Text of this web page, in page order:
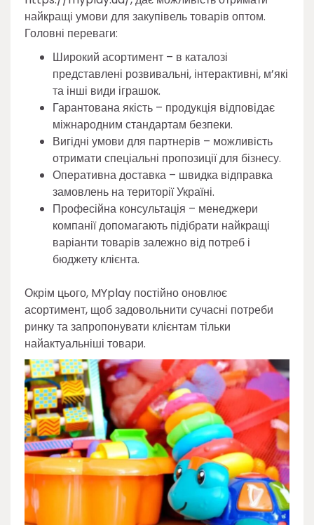
найкращі умови для закупівель товарів оптом.
Головні переваги:
Широкий асортимент – в каталозі
представлені розвивальні, інтерактивні, м’які
та інші види іграшок.
Гарантована якість – продукція відповідає
міжнародним стандартам безпеки.
Вигідні умови для партнерів – можливість
отримати спеціальні пропозиції для бізнесу.
Оперативна доставка – швидка відправка
замовлень на території Україні.
Професійна консультація – менеджери
компанії допомагають підібрати найкращі
варіанти товарів залежно від потреб і
бюджету клієнта.
Окрім цього, MYplay постійно оновлює
асортимент, щоб задовольнити сучасні потреби
ринку та запропонувати клієнтам тільки
найактуальніші товари.